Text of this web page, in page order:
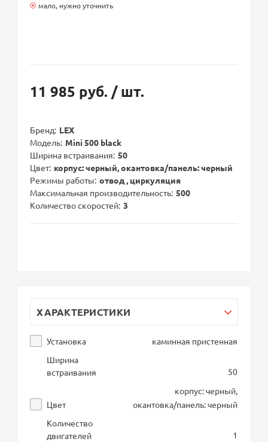
мало, нужно уточнить
11 985 руб. / шт.
Бренд LEX
Модель Mini 500 black
Ширина встраивания 50
Цвет корпус: черный, окантовка/панель: черный
Режимы работы отвод , циркуляция
Максимальная производительность 500
Количество скоростей 3
ХАРАКТЕРИСТИКИ
Установка
каминная пристенная
Ширина
встраивания
50
Цвет
корпус: черный,
окантовка/панель: черный
Количество
двигателей
1